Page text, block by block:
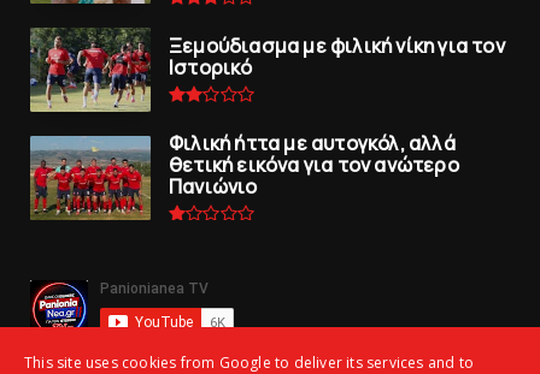
Ξεμούδιασμα με φιλική νίκη για τoν
Iστορικό
Φιλική ήττα με αυτογκόλ, αλλά
θετική εικόνα για τον ανώτερo
Πανιώνιo
This site uses cookies from Google to deliver its services and to